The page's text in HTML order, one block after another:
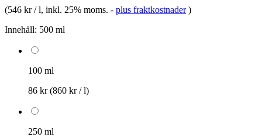
(546 kr / l, inkl. 25% moms. - plus fraktkostnader )
Innehåll: 500 ml
100 ml
86 kr(860 kr / l)
250 ml